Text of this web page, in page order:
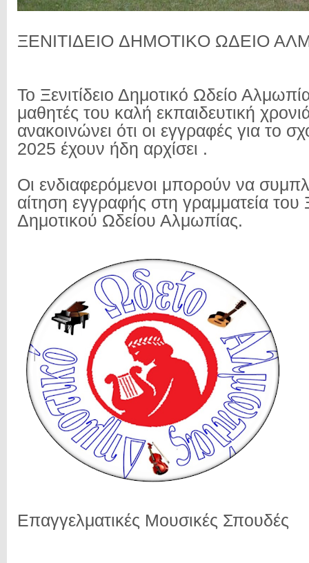
ΞEΝΙΤΙΔEΙO ΔΗΜOΤΙΚO ΩΔEΙO
Το Ξενιτίδειο Δημοτικό Ωδείο
μαθητές του καλή εκπαιδευτική
ανακοινώνει ότι οι εγγραφές για το
2025 έχουν ήδη αρχίσει .
Οι ενδιαφερόμενοι μπορούν να
αίτηση εγγραφής στη γραμματεία του
Δημοτικού Ωδείου Αλμωπίας.
Επαγγελματικές Μουσικές Σπουδές